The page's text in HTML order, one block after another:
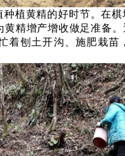
植黄精的好时节。在
精增产增收做足准备
着刨土开沟、施肥栽苗